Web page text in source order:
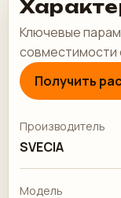
Ключевые
совместимости
Получить
Производитель
SVECIA
Модель